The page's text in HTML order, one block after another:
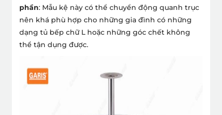
phần: Mẫu kệ này có thể chuyển động quanh trục
nên khá phù hợp cho những gia đình có những
dạng tủ bếp chữ L hoặc những góc chết không
thể tận dụng được.